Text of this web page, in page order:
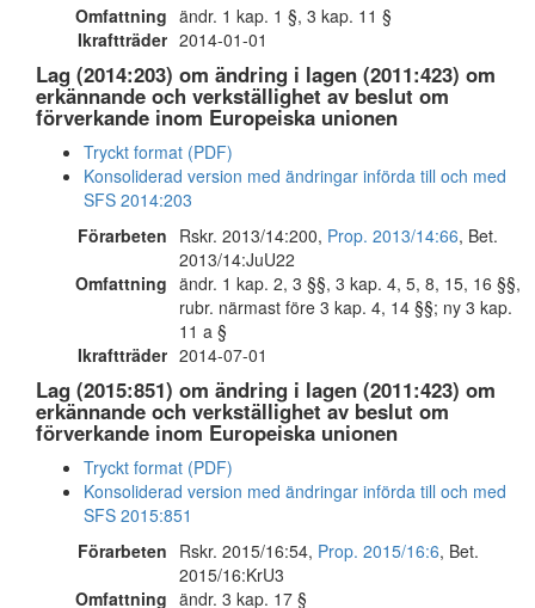
Omfattning ändr. 1 kap. 1 §, 3 kap. 11 §
Ikraftträder 2014-01-01
Lag (2014:203) om ändring i lagen (2011:423) om
erkännande och verkställighet av beslut om
förverkande inom Europeiska unionen
Tryckt format (PDF)
Konsoliderad version med ändringar införda till och med
SFS 2014:203
Förarbeten Rskr. 2013/14:200, Prop. 2013/14:66, Bet.
2013/14:JuU22
Omfattning ändr. 1 kap. 2, 3 §§, 3 kap. 4, 5, 8, 15, 16 §§,
rubr. närmast före 3 kap. 4, 14 §§; ny 3 kap.
11 a §
Ikraftträder 2014-07-01
Lag (2015:851) om ändring i lagen (2011:423) om
erkännande och verkställighet av beslut om
förverkande inom Europeiska unionen
Tryckt format (PDF)
Konsoliderad version med ändringar införda till och med
SFS 2015:851
Förarbeten Rskr. 2015/16:54, Prop. 2015/16:6, Bet.
2015/16:KrU3
Omfattning ändr. 3 kap. 17 §